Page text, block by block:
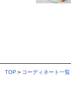
TOP > コーディネート一覧